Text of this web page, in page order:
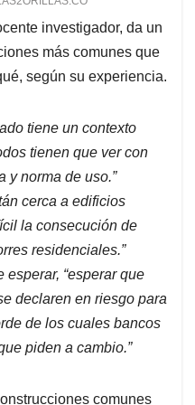
investigador, da un
más comunes que
según su experiencia.
tiene un contexto
tienen que ver con
y norma de uso.”
cerca a edificios
la consecución de
residenciales.”
“esperar que
declaren en riesgo para
de los cuales bancos
piden a cambio.”
comunes